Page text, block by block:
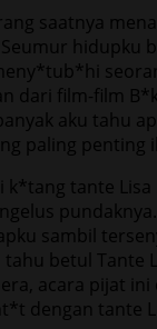
saatnya
hidupku
dari film-film
aku tahu
paling penting
k*tang tante Lisa
pundaknya.
sambil
tahu betul Tante
acara pijat
dengan tante